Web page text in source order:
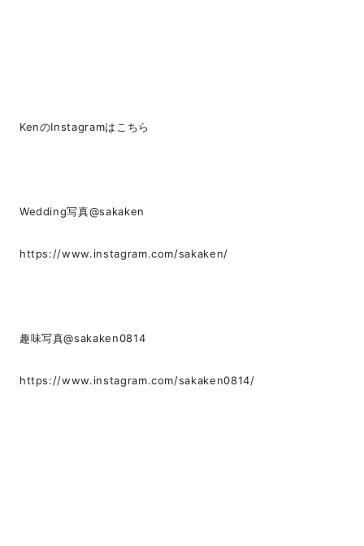
KenのInstagramはこちら
Wedding写真@sakaken
https://www.instagram.com/sakaken/
趣味写真@sakaken0814
https://www.instagram.com/sakaken0814/